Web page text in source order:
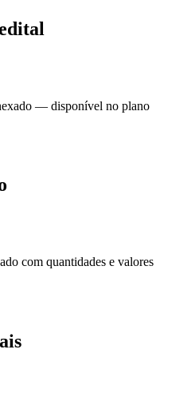
— disponível no plano
com quantidades e valores